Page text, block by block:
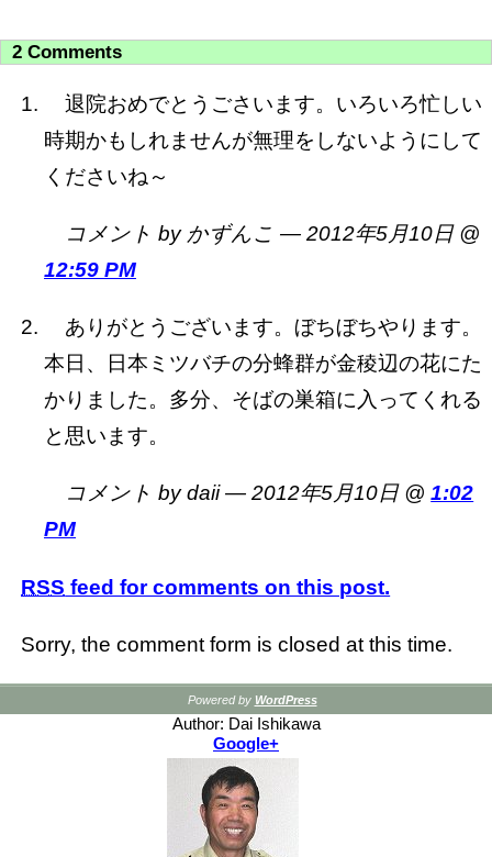
2 Comments
退院おめでとうごさいます。いろいろ忙しい
時期かもしれませんが無理をしないようにして
くださいね～
コメント by かずんこ — 2012年5月10日 @
12:59 PM
ありがとうございます。ぼちぼちやります。
本日、日本ミツバチの分蜂群が金稜辺の花にた
かりました。多分、そばの巣箱に入ってくれる
と思います。
コメント by daii — 2012年5月10日 @1:02
PM
RSS feed for comments on this post.
Sorry, the comment form is closed at this time.
Powered by WordPress
Author: Dai Ishikawa
Google+